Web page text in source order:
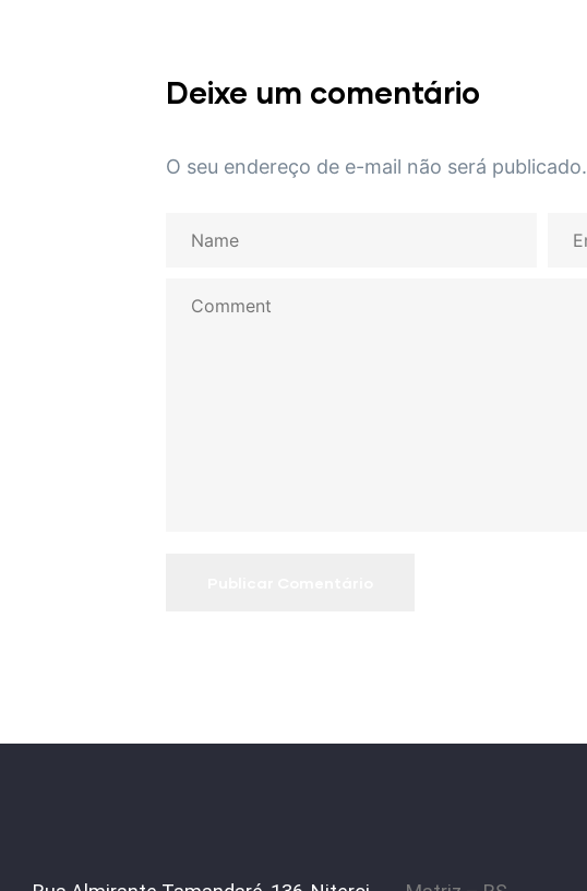
Deixe um comentário
O seu endereço de e-mail não será publicado.